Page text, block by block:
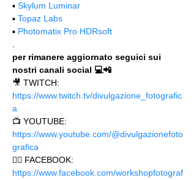
▪️ Skylum Luminar
▪️ Topaz Labs
▪️ Photomatix Pro HDRsoft
per rimanere aggiornato seguici sui
nostri canali social 💻📲
🎥 TWITCH:
https://www.twitch.tv/divulgazione_fotografic
a
📺 YOUTUBE:
https://www.youtube.com/@divulgazionefoto
grafica
🙋‍♂️ FACEBOOK:
https://www.facebook.com/workshopfotograf